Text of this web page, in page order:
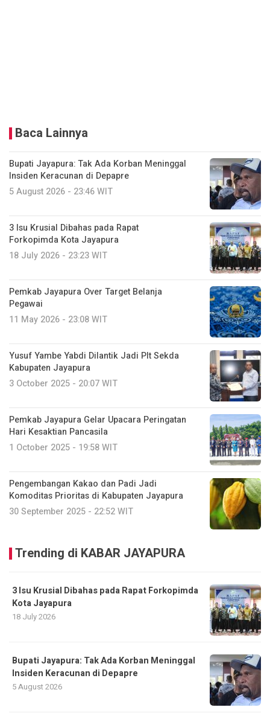
Baca Lainnya
Bupati Jayapura: Tak Ada Korban Meninggal
Insiden Keracunan di Depapre
5 August 2026 - 23:46 WIT
3 Isu Krusial Dibahas pada Rapat
Forkopimda Kota Jayapura
18 July 2026 - 23:23 WIT
Pemkab Jayapura Over Target Belanja
Pegawai
11 May 2026 - 23:08 WIT
Yusuf Yambe Yabdi Dilantik Jadi Plt Sekda
Kabupaten Jayapura
3 October 2025 - 20:07 WIT
Pemkab Jayapura Gelar Upacara Peringatan
Hari Kesaktian Pancasila
1 October 2025 - 19:58 WIT
Pengembangan Kakao dan Padi Jadi
Komoditas Prioritas di Kabupaten Jayapura
30 September 2025 - 22:52 WIT
Trending di KABAR JAYAPURA
3 Isu Krusial Dibahas pada Rapat Forkopimda
Kota Jayapura
18 July 2026
Bupati Jayapura: Tak Ada Korban Meninggal
Insiden Keracunan di Depapre
5 August 2026